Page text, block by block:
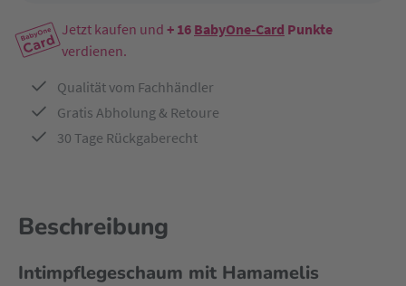
Jetzt kaufen und + 16 BabyOne-Card Punkte
verdienen.
Qualität vom Fachhändler
Gratis Abholung & Retoure
30 Tage Rückgaberecht
Beschreibung
Intimpflegeschaum mit Hamamelis